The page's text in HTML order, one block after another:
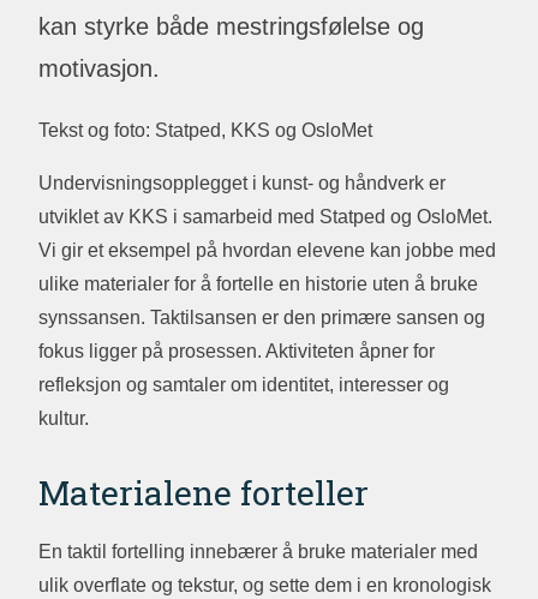
kan styrke både mestringsfølelse og
motivasjon.
Tekst og foto: Statped, KKS og OsloMet
Undervisningsopplegget i kunst- og håndverk er
utviklet av KKS i samarbeid med Statped og OsloMet.
Vi gir et eksempel på hvordan elevene kan jobbe med
ulike materialer for å fortelle en historie uten å bruke
synssansen. Taktilsansen er den primære sansen og
fokus ligger på prosessen. Aktiviteten åpner for
refleksjon og samtaler om identitet, interesser og
kultur.
Materialene forteller
En taktil fortelling innebærer å bruke materialer med
ulik overflate og tekstur, og sette dem i en kronologisk